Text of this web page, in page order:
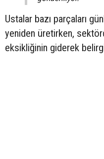
Ustalar bazı parçaları
yeniden üretirken,
eksikliğinin giderek